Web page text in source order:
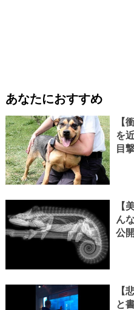
あなたにおすすめ
【
を
目
【
ん
公開
【
と